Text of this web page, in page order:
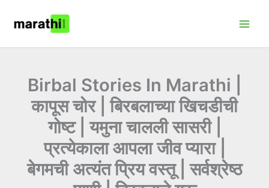
Birbal Stories In Marathi |
कापूस चोर | बिरबलाच्या खिचडीची
गोष्ट | यमुना चालली सासरी |
प्रत्येकाला आपला जीव प्यारा |
बेगमची अत्यंत प्रिय वस्तू | सर्वश्रेष्ठ